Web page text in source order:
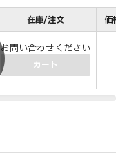
在庫/注文 価格(
お問い合わせください
カート